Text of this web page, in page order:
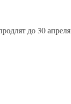
до 30